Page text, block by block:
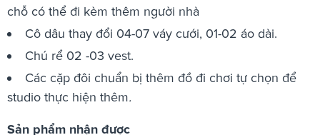
chỗ có thể đi kèm thêm người nhà
Cô dâu thay đổi 04-07 váy cưới, 01-02 áo dài.
Chú rể 02 -03 vest.
Các cặp đôi chuẩn bị thêm đồ đi chơi tự chọn để
studio thực hiện thêm.
Sản phẩm nhận được